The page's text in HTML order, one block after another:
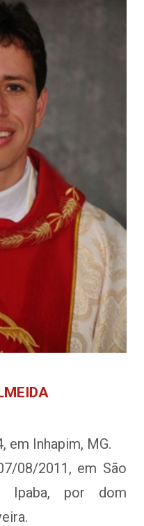
em Inhapim, MG.
08/2011, em São
Ipaba, por dom